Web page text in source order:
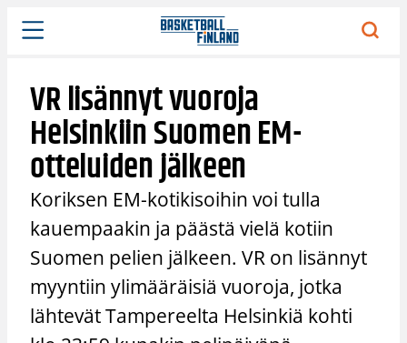
Siirry
sisältöön
VR lisännyt vuoroja
Helsinkiin Suomen EM-
otteluiden jälkeen
Koriksen EM-kotikisoihin voi tulla
kauempaakin ja päästä vielä kotiin
Suomen pelien jälkeen. VR on lisännyt
myyntiin ylimääräisiä vuoroja, jotka
lähtevät Tampereelta Helsinkiä kohti